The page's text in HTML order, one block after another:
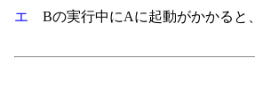
エ Bの実行中にAに起動がかかると